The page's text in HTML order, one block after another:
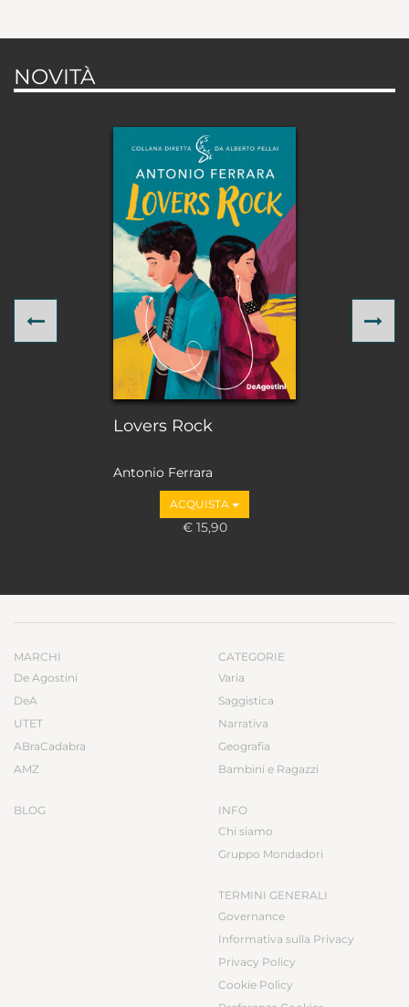
NOVITÀ
Lovers Rock
Antonio Ferrara
ACQUISTA
€ 15,90
Previous
MARCHI
De Agostini
DeA
UTET
ABraCadabra
AMZ
BLOG
CATEGORIE
Varia
Saggistica
Narrativa
Geografia
Bambini e Ragazzi
INFO
Chi siamo
Gruppo Mondadori
TERMINI GENERALI
Governance
Informativa sulla Privacy
Privacy Policy
Cookie Policy